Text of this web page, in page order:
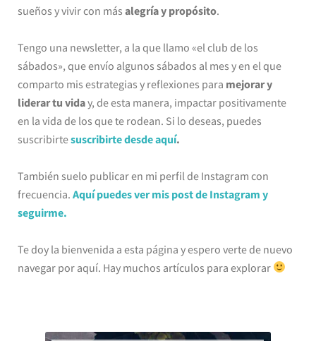
sueños y vivir con más alegría y propósito.
Tengo una newsletter, a la que llamo «el club de los
sábados», que envío algunos sábados al mes y en el que
comparto mis estrategias y reflexiones para mejorar y
liderar tu viday, de esta manera, impactar positivamente
en la vida de los que te rodean. Si lo deseas, puedes
suscribirtesuscribirte desde aquí.
También suelo publicar en mi perfil de Instagram con
frecuencia. Aquí puedes ver mis post de Instagram y
seguirme.
Te doy la bienvenida a esta página y espero verte de nuevo
navegar por aquí. Hay muchos artículos para explorar